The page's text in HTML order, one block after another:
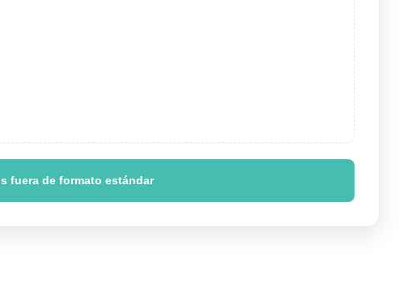
fuera de formato estándar